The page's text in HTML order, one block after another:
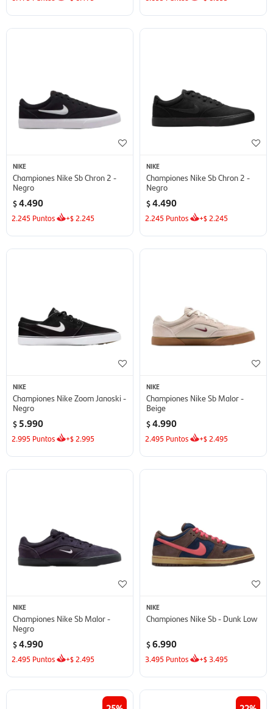
NIKE
Championes Nike Sb Chron 2 -
Negro
$4.490
2.245 Puntos +$ 2.245
NIKE
Championes Nike Sb Chron 2 -
Negro
$4.490
2.245 Puntos +$ 2.245
NIKE
Championes Nike Zoom Janoski -
Negro
$ 5.990
2.995 Puntos +$ 2.995
NIKE
Championes Nike Sb Malor -
Beige
$4.990
2.495 Puntos +$ 2.495
NIKE
Championes Nike Sb Malor -
Negro
$4.990
2.495 Puntos +$ 2.495
NIKE
Championes Nike Sb - Dunk Low
$6.990
3.495 Puntos +$ 3.495